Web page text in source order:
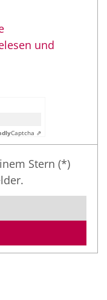
und
Captcha ⇗
Stern (*)